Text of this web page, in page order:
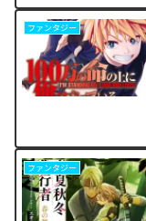
ファンタジー
ファンタジー